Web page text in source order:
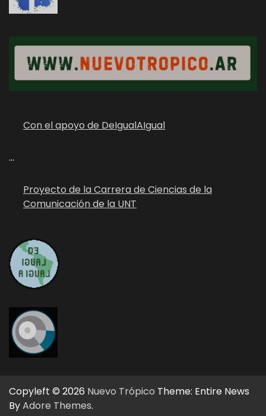
Con el apoyo de DeIgualAIgual
...
Proyecto de la Carrera de Ciencias de la
Comunicación de la UNT
Copyleft © 2026 Nuevo Trópico Theme: Entire News
ByAdore Themes.